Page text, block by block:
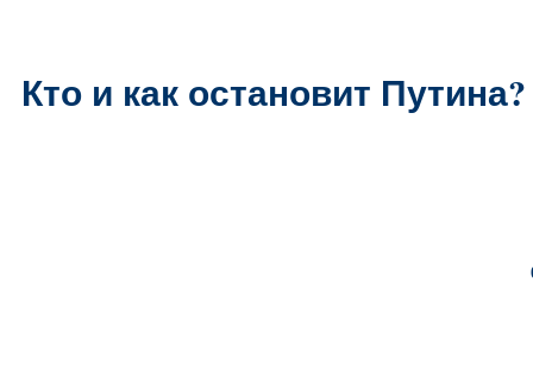
Кто и как остановит Путина?